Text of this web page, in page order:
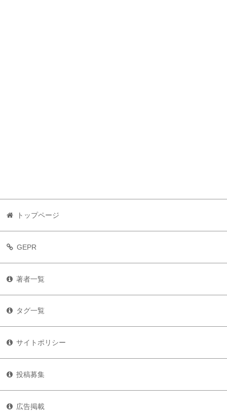
トップページ
GEPR
著者一覧
タグ一覧
サイトポリシー
投稿募集
広告掲載